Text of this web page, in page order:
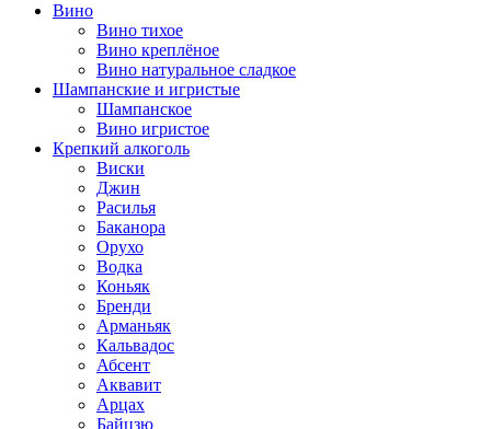
Вино
Вино тихое
Вино креплёное
Вино натуральное сладкое
Шампанские и игристые
Шампанское
Вино игристое
Крепкий алкоголь
Виски
Джин
Расилья
Баканора
Орухо
Водка
Коньяк
Бренди
Арманьяк
Кальвадос
Абсент
Аквавит
Арцах
Байцзю